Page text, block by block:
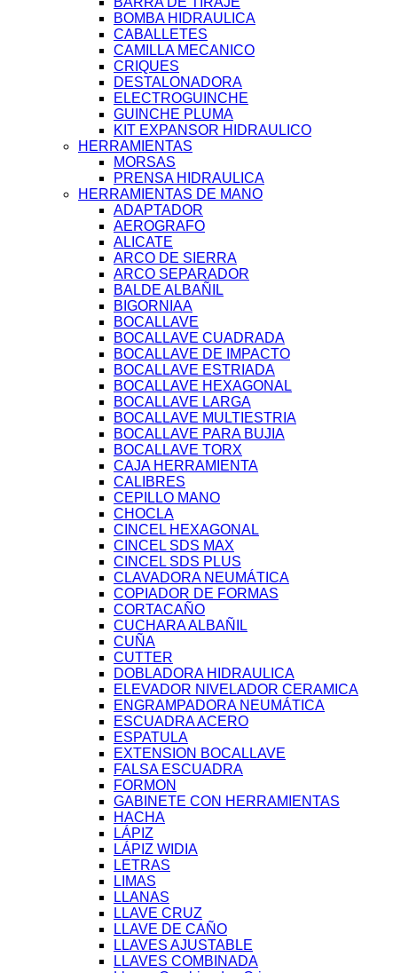
BOMBA HIDRAULICA
CABALLETES
CAMILLA MECANICO
CRIQUES
DESTALONADORA
ELECTROGUINCHE
GUINCHE PLUMA
KIT EXPANSOR HIDRAULICO
HERRAMIENTAS
MORSAS
PRENSA HIDRAULICA
HERRAMIENTAS DE MANO
ADAPTADOR
AEROGRAFO
ALICATE
ARCO DE SIERRA
ARCO SEPARADOR
BALDE ALBAÑIL
BIGORNIAA
BOCALLAVE
BOCALLAVE CUADRADA
BOCALLAVE DE IMPACTO
BOCALLAVE ESTRIADA
BOCALLAVE HEXAGONAL
BOCALLAVE LARGA
BOCALLAVE MULTIESTRIA
BOCALLAVE PARA BUJIA
BOCALLAVE TORX
CAJA HERRAMIENTA
CALIBRES
CEPILLO MANO
CHOCLA
CINCEL HEXAGONAL
CINCEL SDS MAX
CINCEL SDS PLUS
CLAVADORA NEUMÁTICA
COPIADOR DE FORMAS
CORTACAÑO
CUCHARA ALBAÑIL
CUÑA
CUTTER
DOBLADORA HIDRAULICA
ELEVADOR NIVELADOR CERAMICA
ENGRAMPADORA NEUMÁTICA
ESCUADRA ACERO
ESPATULA
EXTENSION BOCALLAVE
FALSA ESCUADRA
FORMON
GABINETE CON HERRAMIENTAS
HACHA
LÁPIZ
LÁPIZ WIDIA
LETRAS
LIMAS
LLANAS
LLAVE CRUZ
LLAVE DE CAÑO
LLAVES AJUSTABLE
LLAVES COMBINADA